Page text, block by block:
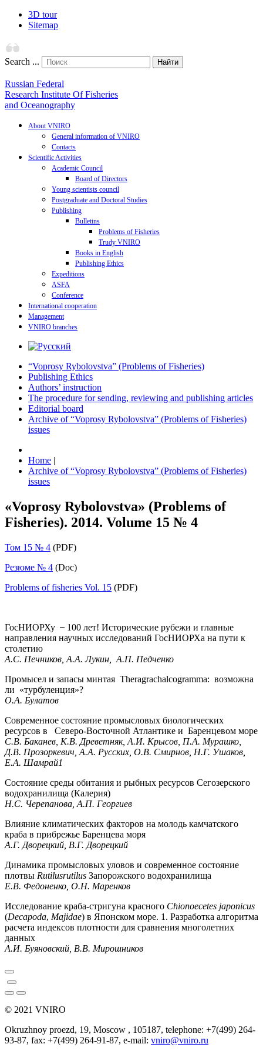
3D tour
Sitemap
Search ... Найти
Russian Federal
Research Institute Of Fisheries
and Oceanography
About VNIRO
General information of VNIRO
Contacts
Scientific Activities
Academic Council
Board of Directors
Young scientists council
Postgraduate and Doctoral Studies
Publishing
Bulletins
Problems of Fisheries
Trudy VNIRO
Books in English
Publishing Ethics
Expeditions
ASFA
Conference
International cooperation
Management
VNIRO branches
“Voprosy Rybolovstva” (Problems of Fisheries)
Publishing Ethics
Authors’ instruction
The procedure for sending, reviewing and publishing articles
Editorial board
Archive of “Voprosy Rybolovstva” (Problems of Fisheries)
issues
Home |
Archive of “Voprosy Rybolovstva” (Problems of Fisheries)
issues
«Voprosy Rybolovstva» (Problems of
Fisheries). 2014. Volume 15 № 4
Том 15 № 4 (PDF)
Резюме № 4 (Doc)
Problems of fisheries Vol. 15 (PDF)
ГосНИОРХу ̶ 100 лет! Исторические рубежи и главные
направления научных исследований ГосНИОРХа на пути к
столетию
А.С. Печников, А.А. Лукин, А.П. Педченко
Промысел и запасы минтая Theragrachalcogramma: возможна
ли «турбуленция»?
О.А. Булатов
Современное состояние промысловых биологических
ресурсов в Северо-Восточной Атлантике и Баренцевом море
С.В. Баканев, К.В. Древетняк, А.И. Крысов, П.А. Мурашко,
Д.В. Прозоркевич, А.А. Русских, О.В. Смирнов, Н.Г. Ушаков,
Е.А. Шамрай1
Состояние среды обитания и рыбных ресурсов Сегозерского
водохранилища (Калерия)
Н.С. Черепанова, А.П. Георгиев
Влияние климатических факторов на молодь камчатского
краба в прибрежье Баренцева моря
А.Г. Дворецкий, В.Г. Дворецкий
Динамика промысловых уловов и современное состояние
плотвы Rutilusrutilus Запорожского водохранилища
Е.В. Федоненко, О.Н. Маренков
Исследование краба-стригуна красного Chionoecetes japonicus
(Decapoda, Majidae) в Японском море. 1. Разработка алгоритма
расчета индексов плотности для сравнения многолетних
данных
А.И. Буяновский, В.В. Мирошников
© 2021 VNIRO
Okruzhnoy proezd, 19, Moscow , 105187, telephone: +7(499) 264-
93-87, fax: +7(499) 264-91-87, e-mail: vniro@vniro.ru